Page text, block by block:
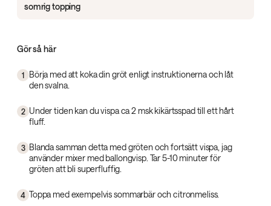
somrig topping
Gör så här
1
Börja med att koka din gröt enligt instruktionerna och låt
den svalna.
2 Under tiden kan du vispa ca 2 msk kikärtsspad till ett hårt
fluff.
3 Blanda samman detta med gröten och fortsätt vispa, jag
använder mixer med ballongvisp. Tar 5-10 minuter för
gröten att bli superfluffig.
4 Toppa med exempelvis sommarbär och citronmeliss.